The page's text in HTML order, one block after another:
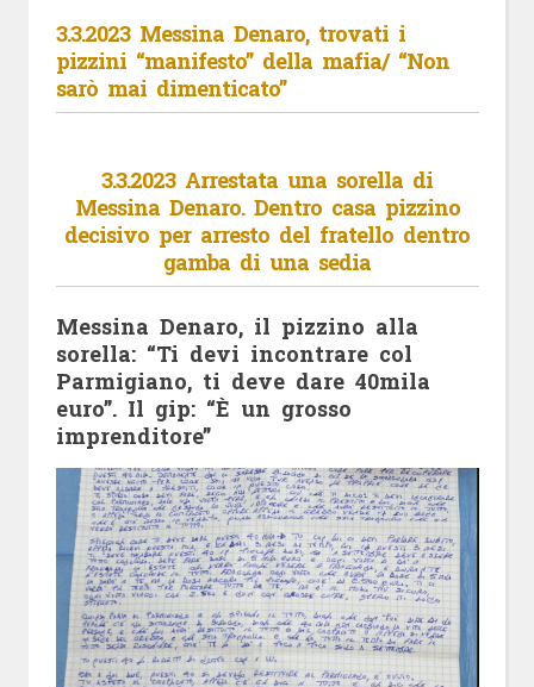
3.3.2023 Messina Denaro, trovati i
pizzini “manifesto” della mafia/ “Non
sarò mai dimenticato”
3.3.2023 Arrestata una sorella di
Messina Denaro. Dentro casa pizzino
decisivo per arresto del fratello dentro
gamba di una sedia
Messina Denaro, il pizzino alla
sorella: “Ti devi incontrare col
Parmigiano, ti deve dare 40mila
euro”. Il gip: “È un grosso
imprenditore”